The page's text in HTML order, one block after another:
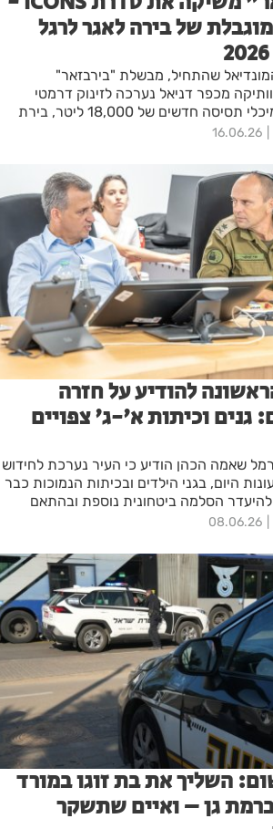
של בירה לאגר לרגל
שהתחיל, מבשלת "בירבזאר"
מכפר דניאל נערכה לזינוק דרמטי
בביקוש עם מיכלי תסיסה חדשים של 18,000 ליטר, בירת
16.06.26
להודיע על חזרה
גנים וכיתות א'-ג' צפויים
שאמה הכהן הודיע כי העיר נערכת לחידוש
היום, בגני הילדים ובכיתות הנמוכות כבר
הסלמה ביטחונית נוספת ובהתאם
העורף.
08.06.26
השליך את בת זוגו במורד
גן – ואיים שתשקר